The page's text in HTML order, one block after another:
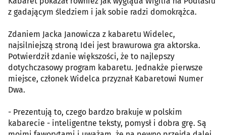
z gadającym śledziem i jak sobie radzi domokrążca.
Zdaniem Jacka Janowicza z kabaretu Widelec,
najsilniejszą stroną Idei jest brawurowa gra aktorska.
Potwierdził zdanie większości, że to najlepszy
dotychczasowy program kabaretu. Jednakże pierwsze
miejsce, członek Widelca przyznał Kabaretowi Numer
Dwa.
- Prezentują to, czego bardzo brakuje w polskim
kabarecie - inteligentne teksty, pomysł i dobra grę. Są